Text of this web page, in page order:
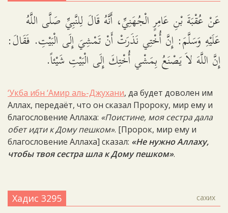
عَنْ عُقْبَةَ بْنِ عَامِرٍ الْجُهَنِيِّ، أَنَّهُ قَالَ لِلنَّبِيِّ صَلَّى اللَّهُ
عَلَيْهِ وَسَلَّمَ: إِنَّ أُخْتِي نَذَرَتْ أَنْ تَمْشِيَ إِلَى الْبَيْتِ. فَقَالَ:
إِنَّ اللَّهَ لاَ يَصْنَعُ بِمَشْي أُخْتِكَ إِلَى الْبَيْتِ شَيْئاً.
‘Укба ибн ‘Амир аль-Джухани, да будет доволен им
Аллах, передаёт, что он сказал Пророку, мир ему и
благословение Аллаха: «Поистине, моя сестра дала
обет идти к Дому пешком». [Пророк, мир ему и
благословение Аллаха] сказал: «Не нужно Аллаху,
чтобы твоя сестра шла к Дому пешком».
Хадис 3295 сахих